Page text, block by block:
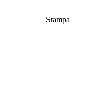
Stampa